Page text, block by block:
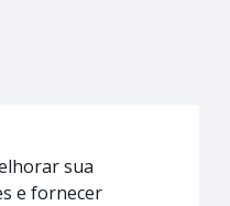
sua
e fornecer